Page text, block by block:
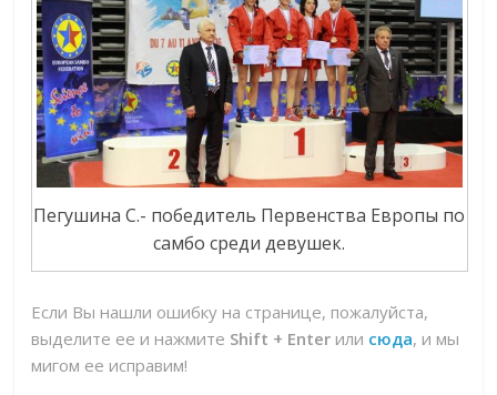
Пегушина С.- победитель Первенства Европы по
самбо среди девушек.
Если Вы нашли ошибку на странице, пожалуйста,
выделите ее и нажмите Shift + Enter или сюда, и мы
мигом ее исправим!